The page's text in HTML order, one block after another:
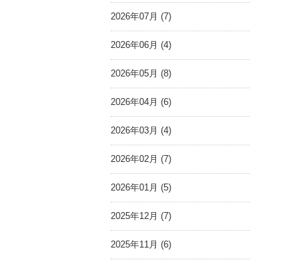
2026年07月 (7)
2026年06月 (4)
2026年05月 (8)
2026年04月 (6)
2026年03月 (4)
2026年02月 (7)
2026年01月 (5)
2025年12月 (7)
2025年11月 (6)